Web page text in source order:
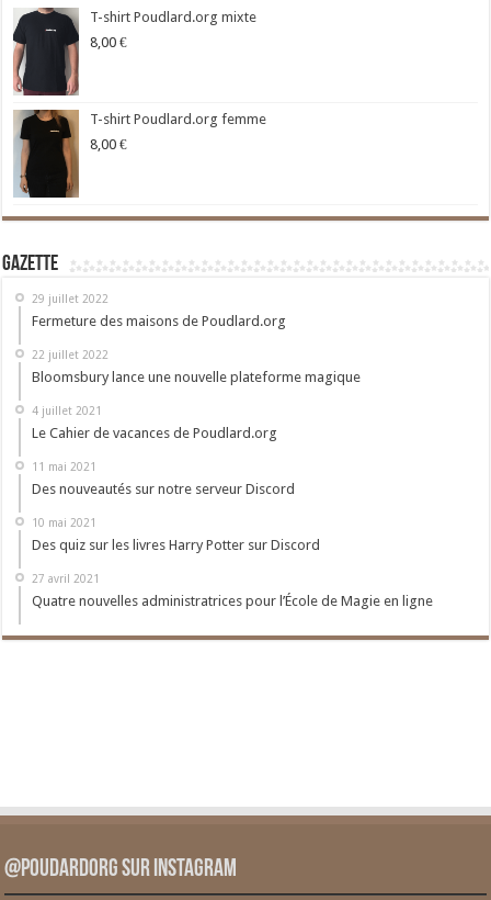
T-shirt Poudlard.org mixte
8,00 €
T-shirt Poudlard.org femme
8,00 €
Gazette
29 juillet 2022
Fermeture des maisons de Poudlard.org
22 juillet 2022
Bloomsbury lance une nouvelle plateforme magique
4 juillet 2021
Le Cahier de vacances de Poudlard.org
11 mai 2021
Des nouveautés sur notre serveur Discord
10 mai 2021
Des quiz sur les livres Harry Potter sur Discord
27 avril 2021
Quatre nouvelles administratrices pour l’École de Magie en ligne
@PoudardOrg sur Instagram